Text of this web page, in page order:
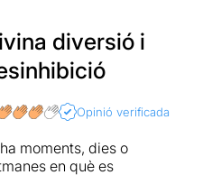
diversió i
Opinió verificada
moments, dies o
en què es